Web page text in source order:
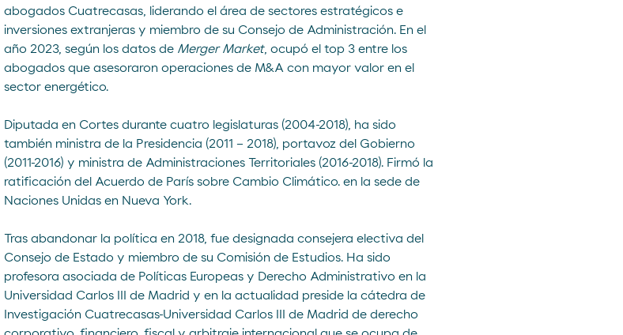
abogados Cuatrecasas, liderando el área de sectores estratégicos e
inversiones extranjeras y miembro de su Consejo de Administración. En el
año 2023, según los datos de Merger Market, ocupó el top 3 entre los
abogados que asesoraron operaciones de M&A con mayor valor en el
sector energético.
Diputada en Cortes durante cuatro legislaturas (2004-2018), ha sido
también ministra de la Presidencia (2011 – 2018), portavoz del Gobierno
(2011-2016) y ministra de Administraciones Territoriales (2016-2018). Firmó la
ratificación del Acuerdo de París sobre Cambio Climático. en la sede de
Naciones Unidas en Nueva York.
Tras abandonar la política en 2018, fue designada consejera electiva del
Consejo de Estado y miembro de su Comisión de Estudios. Ha sido
profesora asociada de Políticas Europeas y Derecho Administrativo en la
Universidad Carlos III de Madrid y en la actualidad preside la cátedra de
Investigación Cuatrecasas-Universidad Carlos III de Madrid de derecho